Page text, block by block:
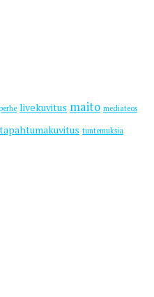
livekuvitus maito mediateos
tapahtumakuvitus tuntemuksia